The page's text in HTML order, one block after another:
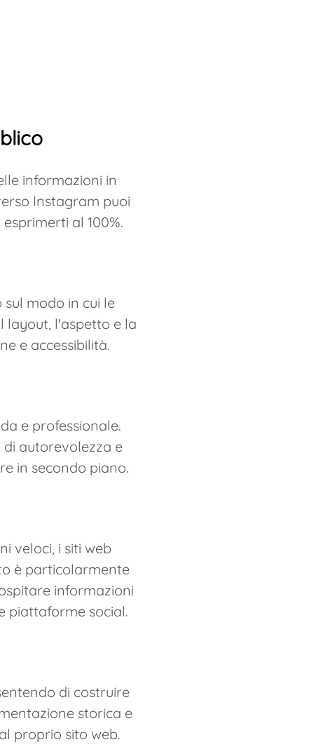
informazioni in
Instagram puoi
al 100%.
modo in cui le
layout, l'aspetto e la
e accessibilità.
e professionale.
autorevolezza e
in secondo piano.
veloci, i siti web
è particolarmente
informazioni
piattaforme social.
di costruire
storica e
proprio sito web.